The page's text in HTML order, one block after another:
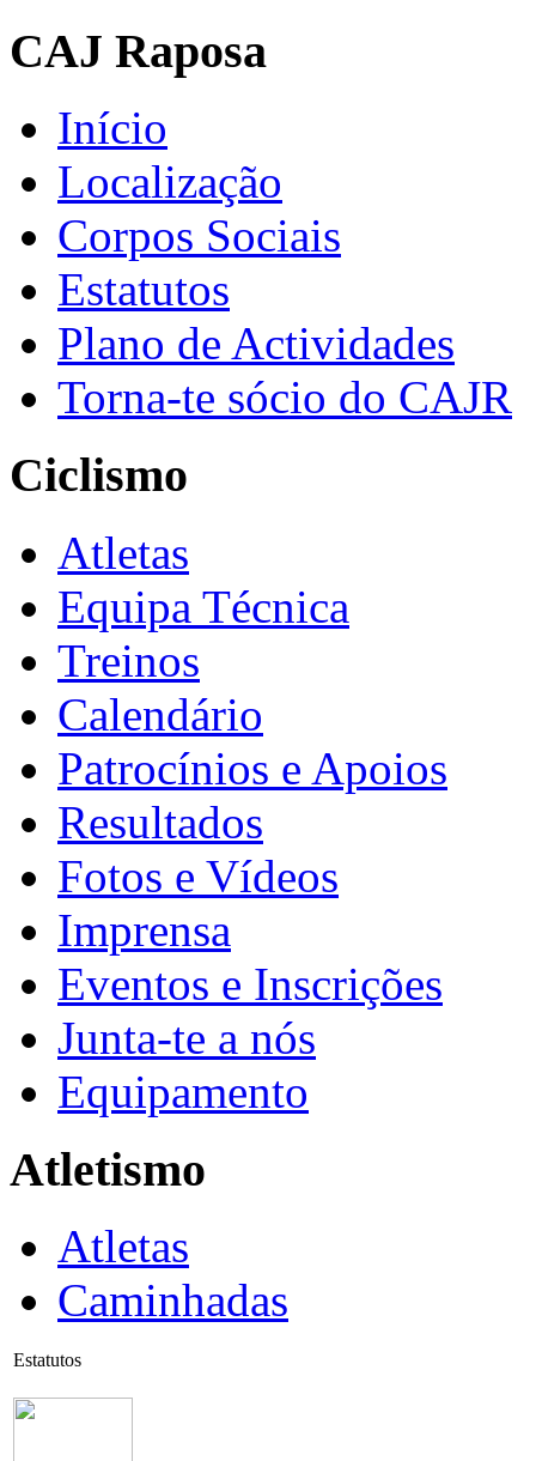
CAJ Raposa
Início
Localização
Corpos Sociais
Estatutos
Plano de Actividades
Torna-te sócio do CAJR
Ciclismo
Atletas
Equipa Técnica
Treinos
Calendário
Patrocínios e Apoios
Resultados
Fotos e Vídeos
Imprensa
Eventos e Inscrições
Junta-te a nós
Equipamento
Atletismo
Atletas
Caminhadas
Estatutos